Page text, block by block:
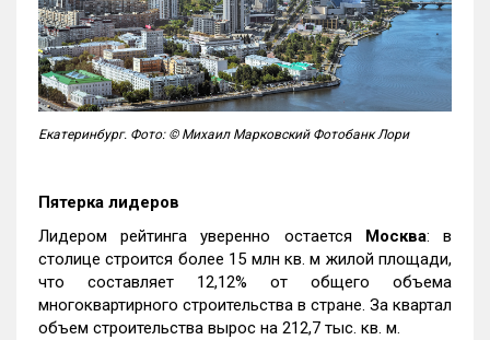
Екатеринбург. Фото: © Михаил Марковский Фотобанк Лори
Пятерка лидеров
Лидером рейтинга уверенно остается Москва: в
столице строится более 15 млн кв. м жилой площади,
что составляет 12,12% от общего объема
многоквартирного строительства в стране. За квартал
объем строительства вырос на 212,7 тыс. кв. м.